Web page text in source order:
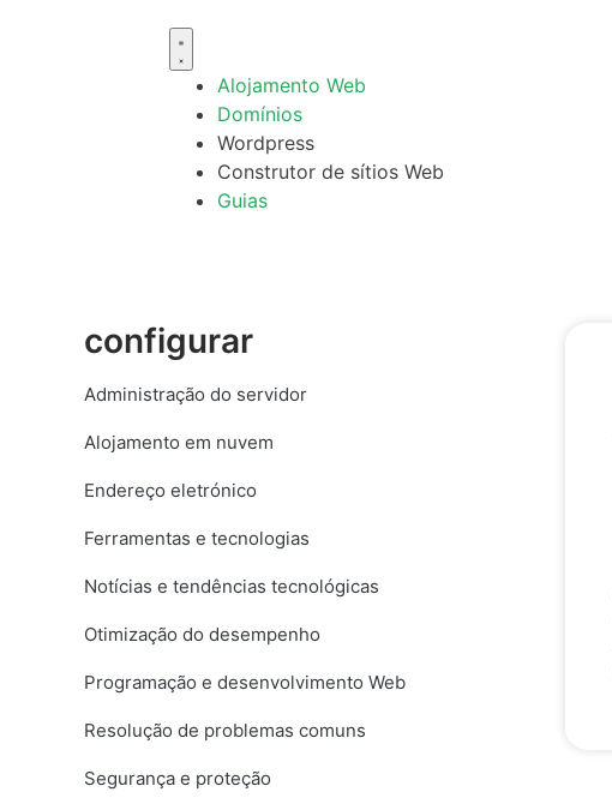
Alojamento Web
Domínios
Wordpress
Construtor de sítios Web
Guias
configurar
Administração do servidor
Alojamento em nuvem
Endereço eletrónico
Ferramentas e tecnologias
Notícias e tendências tecnológicas
Otimização do desempenho
Programação e desenvolvimento Web
Resolução de problemas comuns
Segurança e proteção